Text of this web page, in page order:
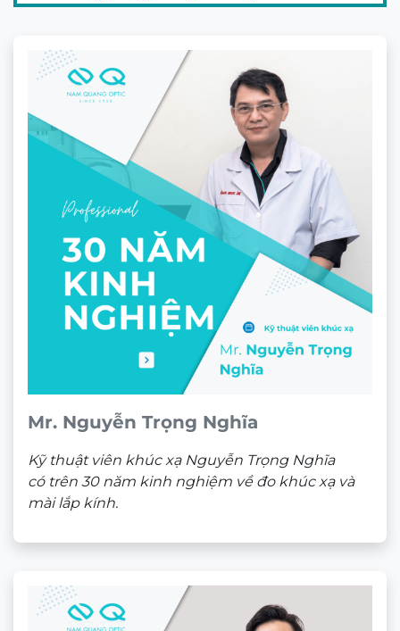
20 năm kinh nghiệm về đo khúc xạ và mài lắp
kính.
GIẤY CHỨNG NHẬN MẮT KÍNH
CHÍNH HÃNG
Sản phẩm liên quan